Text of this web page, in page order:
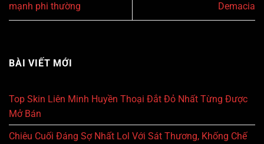
mạnh phi thường
Demacia
BÀI VIẾT MỚI
Top Skin Liên Minh Huyền Thoại Đắt Đỏ Nhất Từng Được
Mở Bán
Chiêu Cuối Đáng Sợ Nhất Lol Với Sát Thương, Khống Chế